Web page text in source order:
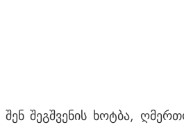
შეგშვენის ხოტბა,